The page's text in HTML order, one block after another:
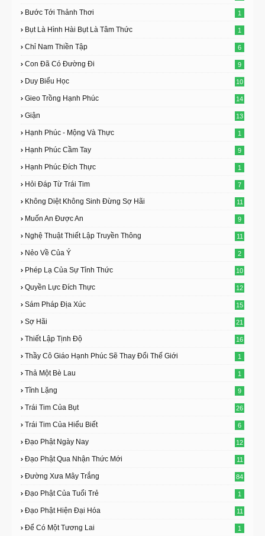
Bước Tới Thảnh Thơi 1
Bụt Là Hình Hài Bụt Là Tâm Thức 1
Chỉ Nam Thiền Tập 6
Con Đã Có Đường Đi 9
Duy Biểu Học 10
Gieo Trồng Hạnh Phúc 14
Giận 13
Hạnh Phúc - Mộng Và Thực 1
Hạnh Phúc Cầm Tay 9
Hạnh Phúc Đích Thực 1
Hỏi Đáp Từ Trái Tim 7
Không Diệt Không Sinh Đừng Sợ Hãi 11
Muốn An Được An 9
Nghệ Thuật Thiết Lập Truyền Thông 11
Nẻo Về Của Ý 2
Phép Lạ Của Sự Tỉnh Thức 10
Quyền Lực Đích Thực 12
Sám Pháp Địa Xúc 15
Sợ Hãi 21
Thiết Lập Tịnh Độ 16
Thầy Cô Giáo Hạnh Phúc Sẽ Thay Đổi Thế Giới 1
Thả Một Bè Lau 1
Tĩnh Lặng 9
Trái Tim Của Bụt 26
Trái Tim Của Hiểu Biết 6
Đạo Phật Ngày Nay 12
Đạo Phật Qua Nhận Thức Mới 11
Đường Xưa Mây Trắng 84
Đạo Phật Của Tuổi Trẻ 1
Đạo Phật Hiện Đại Hóa 11
Để Có Một Tương Lai 1